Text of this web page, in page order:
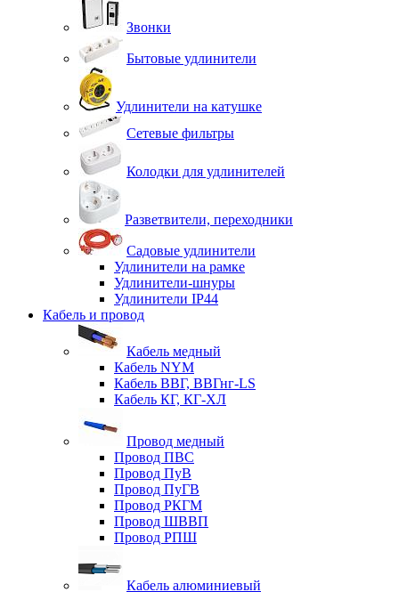
Звонки
Бытовые удлинители
Удлинители на катушке
Сетевые фильтры
Колодки для удлинителей
Разветвители, переходники
Садовые удлинители
Удлинители на рамке
Удлинители-шнуры
Удлинители IP44
Кабель и провод
Кабель медный
Кабель NYM
Кабель ВВГ, ВВГнг-LS
Кабель КГ, КГ-ХЛ
Провод медный
Провод ПВС
Провод ПуВ
Провод ПуГВ
Провод РКГМ
Провод ШВВП
Провод РПШ
Кабель алюминиевый